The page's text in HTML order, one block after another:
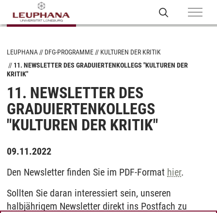
LEUPHANA DFG-PROGRAMME
KULTUREN DER KRITIK
11. NEWSLETTER DES GRADUIERTENKOLLEGS "KULTUREN DER
KRITIK"
11. NEWSLETTER DES
GRADUIERTENKOLLEGS
"KULTUREN DER KRITIK"
09.11.2022
Den Newsletter finden Sie im PDF-Format hier.
Sollten Sie daran interessiert sein, unseren
halbjährigem Newsletter direkt ins Postfach zu